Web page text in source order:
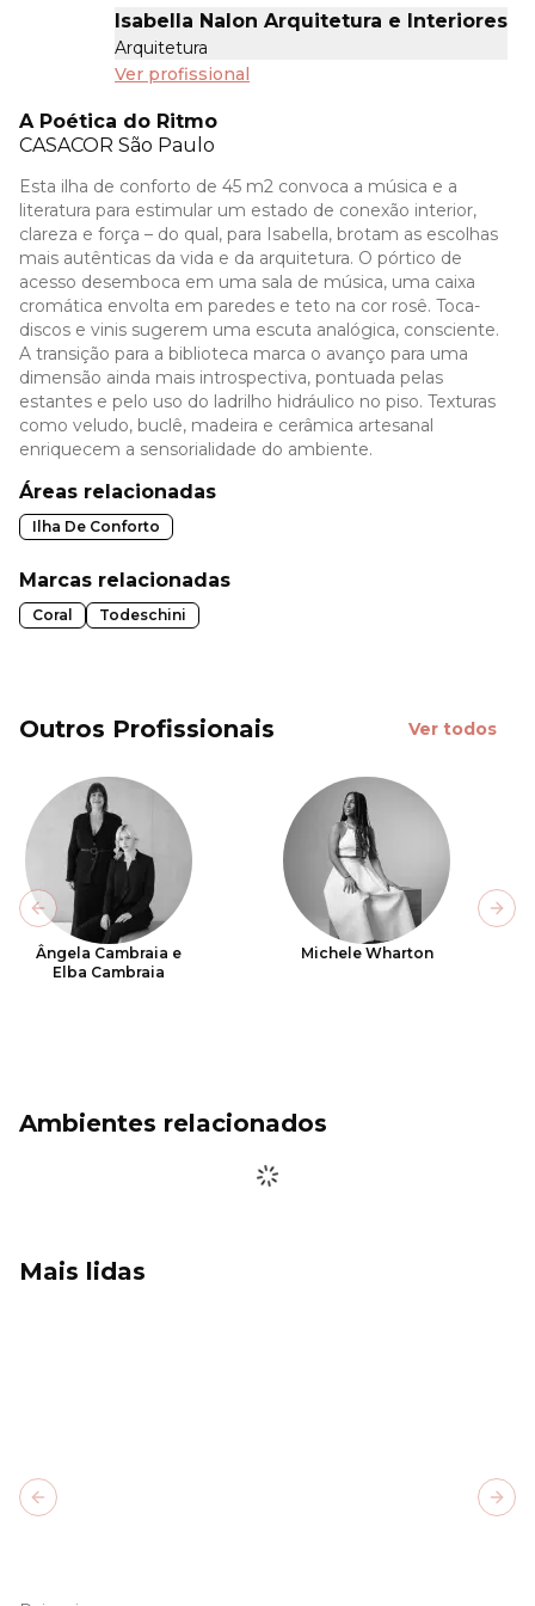
Isabella Nalon Arquitetura e Interiores
Arquitetura
Ver profissional
A Poética do Ritmo
CASACOR São Paulo
Esta ilha de conforto de 45 m2 convoca a música e a
literatura para estimular um estado de conexão interior,
clareza e força – do qual, para Isabella, brotam as escolhas
mais autênticas da vida e da arquitetura. O pórtico de
acesso desemboca em uma sala de música, uma caixa
cromática envolta em paredes e teto na cor rosê. Toca-
discos e vinis sugerem uma escuta analógica, consciente.
A transição para a biblioteca marca o avanço para uma
dimensão ainda mais introspectiva, pontuada pelas
estantes e pelo uso do ladrilho hidráulico no piso. Texturas
como veludo, buclê, madeira e cerâmica artesanal
enriquecem a sensorialidade do ambiente.
Áreas relacionadas
Ilha De Conforto
Marcas relacionadas
Coral Todeschini
Outros Profissionais Ver todos
Ângela Cambraia e
Elba Cambraia
Michele Wharton
Previous slide
Ambientes relacionados
Mais lidas
Previous slide